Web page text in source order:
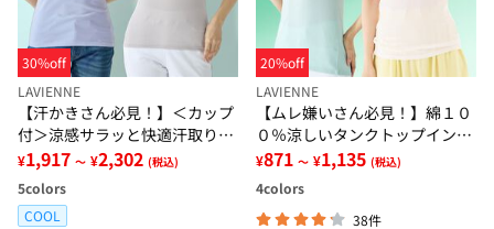
30%off
LAVIENNE
【汗かきさん必見！】＜カップ
付＞涼感サラッと快適汗取りタ
ンクトップインナー＜さらりラ
ボ＞
¥1,917 ～ ¥2,302 (税込)
5colors
COOL
20%off
LAVIENNE
【ムレ嫌いさん必見！】綿１０
０％涼しいタンクトップインナ
ー＜さらりラボ＞
¥871 ～ ¥1,135 (税込)
4colors
38件